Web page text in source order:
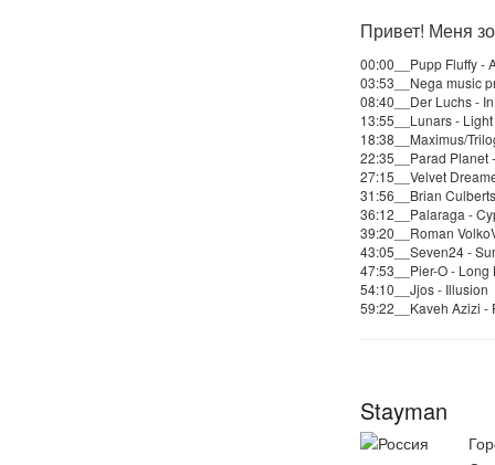
Привет! Меня
00:00__Pupp Fluffy -
03:53__Nega music
08:40__Der Luchs -
13:55__Lunars -
18:38__Maximus/
22:35__Parad Planet
27:15__Velvet
31:56__Brian
36:12__Palaraga -
39:20__Roman
43:05__Seven24 -
47:53__Pier-O - Long
54:10__Jjos - Illusion
59:22__Kaveh Azizi -
Stayman